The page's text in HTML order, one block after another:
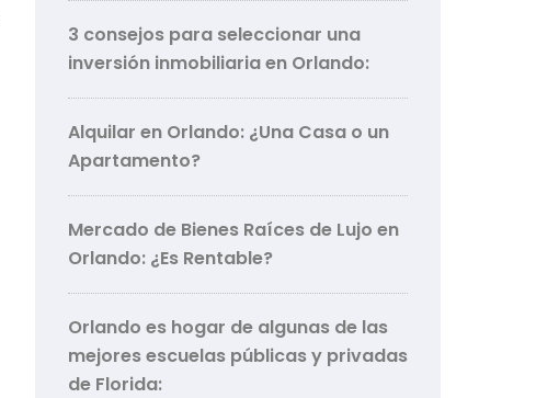
3 consejos para seleccionar una
inversión inmobiliaria en Orlando:
Alquilar en Orlando: ¿Una Casa o un
Apartamento?
Mercado de Bienes Raíces de Lujo en
Orlando: ¿Es Rentable?
Orlando es hogar de algunas de las
mejores escuelas públicas y privadas
de Florida: